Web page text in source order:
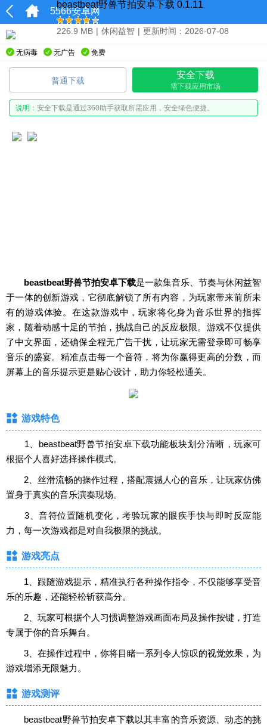
5566安卓网
beastbeat野兽节拍安卓下载 0.1.11
226.9 MB | 休闲益智 | 更新时间：2026-07-08
无病毒 无广告 免费
普通下载
安全下载
需下载应用市场
说明： 安全下载是通过360助手获取所需应用，安全绿色便捷。
beastbeat野兽节拍安卓下载是一款集音乐、节奏与休闲益智
于一体的创新游戏，它彻底解锁了所有内容，为玩家带来前所未
有的游戏体验。在这款游戏中，玩家将化身为音乐世界的指挥
家，随着动感十足的节拍，挑战自己的反应极限。游戏不仅提供
了中文界面，还确保全程无广告干扰，让玩家无需登录即可畅享
音乐的盛宴。精准点击每一个音符，将为你赢得更高的分数，而
屏幕上的音乐提示更是贴心设计，助力你轻松通关。
游戏特色
1、beastbeat野兽节拍安卓下载功能板块划分清晰，玩家可
根据个人喜好选择操作模式。
2、丝滑流畅的操作过程，搭配震撼人心的音乐，让玩家仿佛
置身于真实的音乐演奏现场。
3、音符位置随机变化，考验玩家的眼疾手快与即时反应能
力，每一次游戏都是对自我极限的挑战。
游戏亮点
1、跟随游戏提示，精准执行各种操作指令，不仅能够享受音
乐的乐趣，还能轻松斩获高分。
2、玩家可根据个人习惯调整游戏画面布局及操作按键，打造
专属于你的音乐舞台。
3、在操作过程中，你将目睹一系列令人惊叹的视觉效果，为
游戏增添无限魅力。
游戏测评
beastbeat野兽节拍安卓下载以其丰富的音乐资源、动态的挑